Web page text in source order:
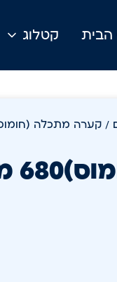
הבית קטלוג
/ קערה מתכלה (חומוס)680 מ"ל א-